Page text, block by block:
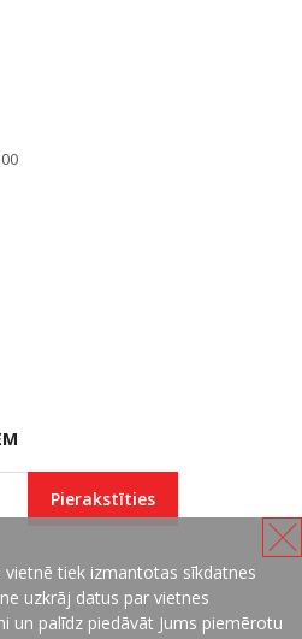
Pierakstīties
tiek izmantotas sīkdatnes
uzkrāj datus par vietnes
un palīdz piedāvāt Jums piemērotu